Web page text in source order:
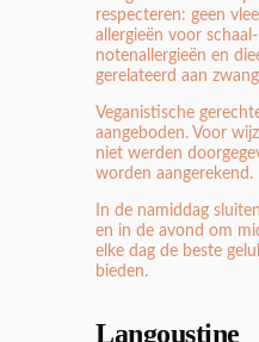
respecteren: geen
allergieën voor
notenallergieën en
gerelateerd aan
Veganistische
aangeboden. Voor
niet werden
worden aangerekend.
In de namiddag
en in de avond om
elke dag de beste
bieden.
Langoustine